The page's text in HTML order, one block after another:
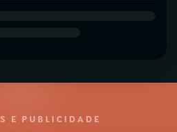
E PUBLICIDADE